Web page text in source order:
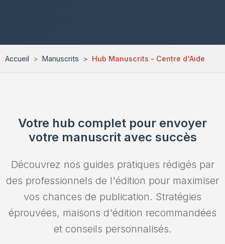
Envoyez un Manuscrit
Accueil Manuscrits Hub Manuscrits - Centre d'Aide
Votre hub complet pour envoyer
votre manuscrit avec succès
Découvrez nos guides pratiques rédigés par
des professionnels de l'édition pour maximiser
vos chances de publication. Stratégies
éprouvées, maisons d'édition recommandées
et conseils personnalisés.